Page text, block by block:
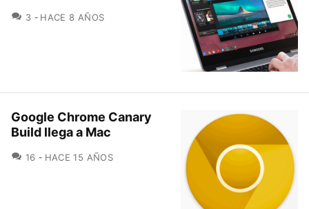
3 COMENTARIOS
HACE 8 AÑOS
Google Chrome Canary
Build llega a Mac
16 COMENTARIOS
HACE 15 AÑOS